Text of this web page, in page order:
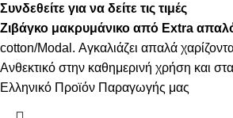
Συνδεθείτε για να δείτε τις τιμές
Ζιβάγκο μακρυμάνικο από Extra
cotton/Modal. Αγκαλιάζει απαλά
Ανθεκτικό στην καθημερινή χρήση και
Ελληνικό Προϊόν Παραγωγής μας